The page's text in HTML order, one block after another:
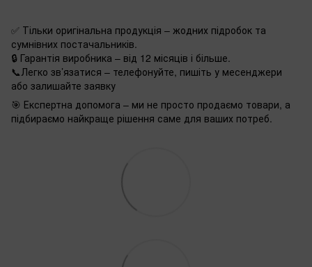
✅ Тільки оригінальна продукція – жодних підробок та
сумнівних постачальників.
🔒 Гарантія виробника – від 12 місяців і більше.
📞Легко зв’язатися – телефонуйте, пишіть у месенджери
або залишайте заявку
🎯 Експертна допомога – ми не просто продаємо товари, а
підбираємо найкраще рішення саме для ваших потреб.